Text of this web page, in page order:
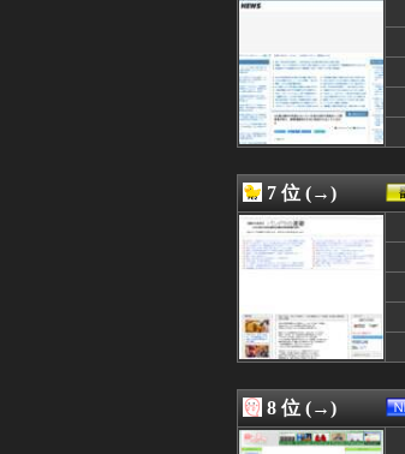
08/07 21:07
08/07 21:06
08/07 21:06
08/07 21:05
08/07 21:05
08/07 21:05
08/07 21:05
08/07 21:05
08/07 21:05
08/07 21:05
08/07 21:04
08/07 21:03
08/07 21:03
08/07 21:03
08/07 21:02
08/07 21:02
08/07 21:01
7 位 (→)
8 位 (→)